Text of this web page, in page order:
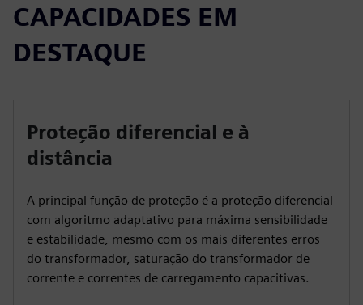
CAPACIDADES EM
DESTAQUE
Proteção diferencial e à
distância
A principal função de proteção é a proteção diferencial
com algoritmo adaptativo para máxima sensibilidade
e estabilidade, mesmo com os mais diferentes erros
do transformador, saturação do transformador de
corrente e correntes de carregamento capacitivas.